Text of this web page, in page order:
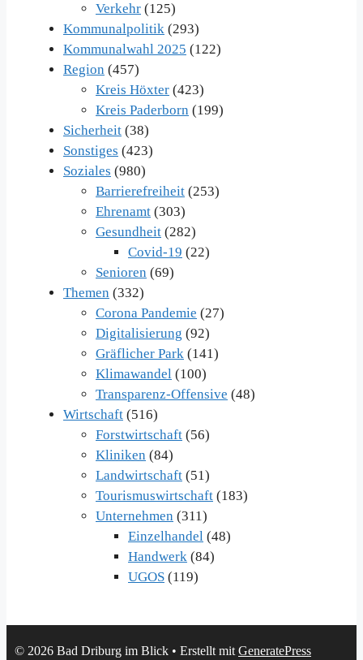
Verkehr (125)
Kommunalpolitik (293)
Kommunalwahl 2025 (122)
Region (457)
Kreis Höxter (423)
Kreis Paderborn (199)
Sicherheit (38)
Sonstiges (423)
Soziales (980)
Barrierefreiheit (253)
Ehrenamt (303)
Gesundheit (282)
Covid-19 (22)
Senioren (69)
Themen (332)
Corona Pandemie (27)
Digitalisierung (92)
Gräflicher Park (141)
Klimawandel (100)
Transparenz-Offensive (48)
Wirtschaft (516)
Forstwirtschaft (56)
Kliniken (84)
Landwirtschaft (51)
Tourismuswirtschaft (183)
Unternehmen (311)
Einzelhandel (48)
Handwerk (84)
UGOS (119)
© 2026 Bad Driburg im Blick • Erstellt mit GeneratePress